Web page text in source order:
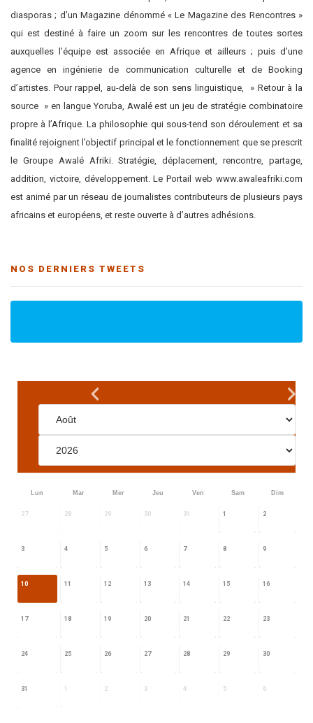
diasporas ; d’un Magazine dénommé « Le Magazine des Rencontres »
qui est destiné à faire un zoom sur les rencontres de toutes sortes
auxquelles l’équipe est associée en Afrique et ailleurs ; puis d’une
agence en ingénierie de communication culturelle et de Booking
d’artistes. Pour rappel, au-delà de son sens linguistique, » Retour à la
source » en langue Yoruba, Awalé est un jeu de stratégie combinatoire
propre à l’Afrique. La philosophie qui sous-tend son déroulement et sa
finalité rejoignent l’objectif principal et le fonctionnement que se prescrit
le Groupe Awalé Afriki. Stratégie, déplacement, rencontre, partage,
addition, victoire, développement. Le Portail web www.awaleafriki.com
est animé par un réseau de journalistes contributeurs de plusieurs pays
africains et européens, et reste ouverte à d’autres adhésions.
NOS DERNIERS TWEETS
Lun Mar Mer Jeu Ven Sam Dim
27 28 29 30 31 1 2
3 4 5 6 7 8 9
10 11 12 13 14 15 16
17 18 19 20 21 22 23
24 25 26 27 28 29 30
31 1 2 3 4 5 6